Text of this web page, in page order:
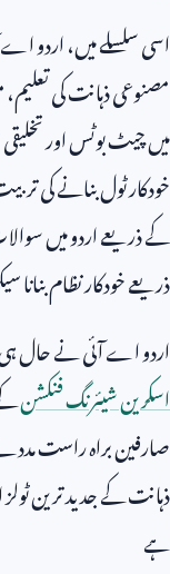
اسی سلسلے میں، اردو
مصنوعی ذہانت کی
میں چیٹ بوٹس اور
خودکار ٹول بنانے کی
کے ذریعے اردو میں
ذریعے خودکار نظام بنانا
اردو اے آئی نے حال
اسکرین شیئرنگ فنکشن
صارفین براہ راست
ذہانت کے جدید ترین
ہے